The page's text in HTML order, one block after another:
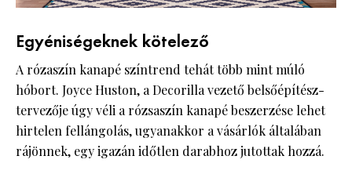
Egyéniségeknek kötelező
A rózaszín kanapé színtrend tehát több mint múló
hóbort. Joyce Huston, a Decorilla vezető belsőépítész-
tervezője úgy véli a rózsaszín kanapé beszerzése lehet
hirtelen fellángolás, ugyanakkor a vásárlók általában
rájönnek, egy igazán időtlen darabhoz jutottak hozzá.